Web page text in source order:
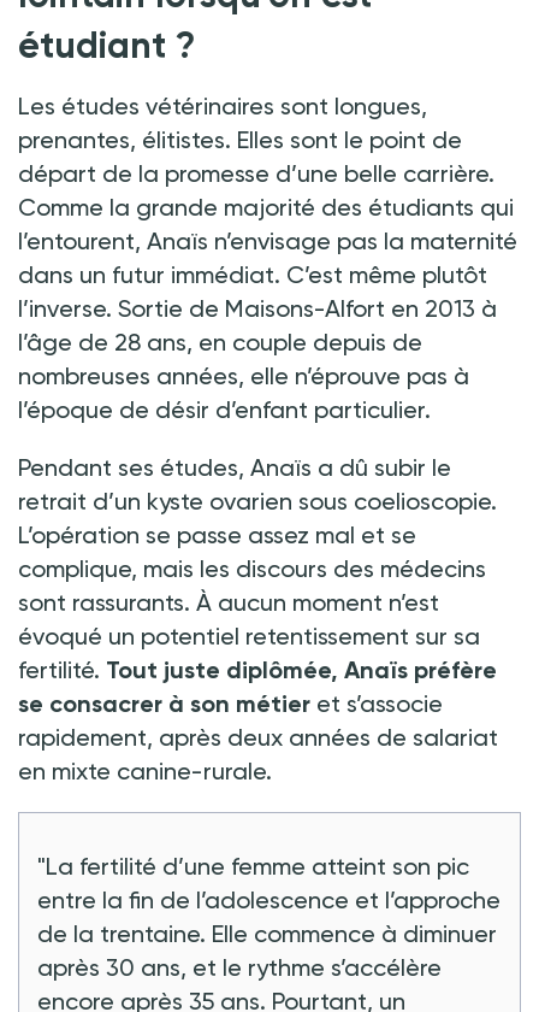
étudiant ?
Les études vétérinaires sont longues,
prenantes, élitistes. Elles sont le point de
départ de la promesse d’une belle carrière.
Comme la grande majorité des étudiants qui
l’entourent, Anaïs n’envisage pas la maternité
dans un futur immédiat. C’est même plutôt
l’inverse. Sortie de Maisons-Alfort en 2013 à
l’âge de 28 ans, en couple depuis de
nombreuses années, elle n’éprouve pas à
l’époque de désir d’enfant particulier.
Pendant ses études, Anaïs a dû subir le
retrait d’un kyste ovarien sous coelioscopie.
L’opération se passe assez mal et se
complique, mais les discours des médecins
sont rassurants. À aucun moment n’est
évoqué un potentiel retentissement sur sa
fertilité. Tout juste diplômée, Anaïs préfère
se consacrer à son métier et s’associe
rapidement, après deux années de salariat
en mixte canine-rurale.
"La fertilité d’une femme atteint son pic
entre la fin de l’adolescence et l’approche
de la trentaine. Elle commence à diminuer
après 30 ans, et le rythme s’accélère
encore après 35 ans. Pourtant, un